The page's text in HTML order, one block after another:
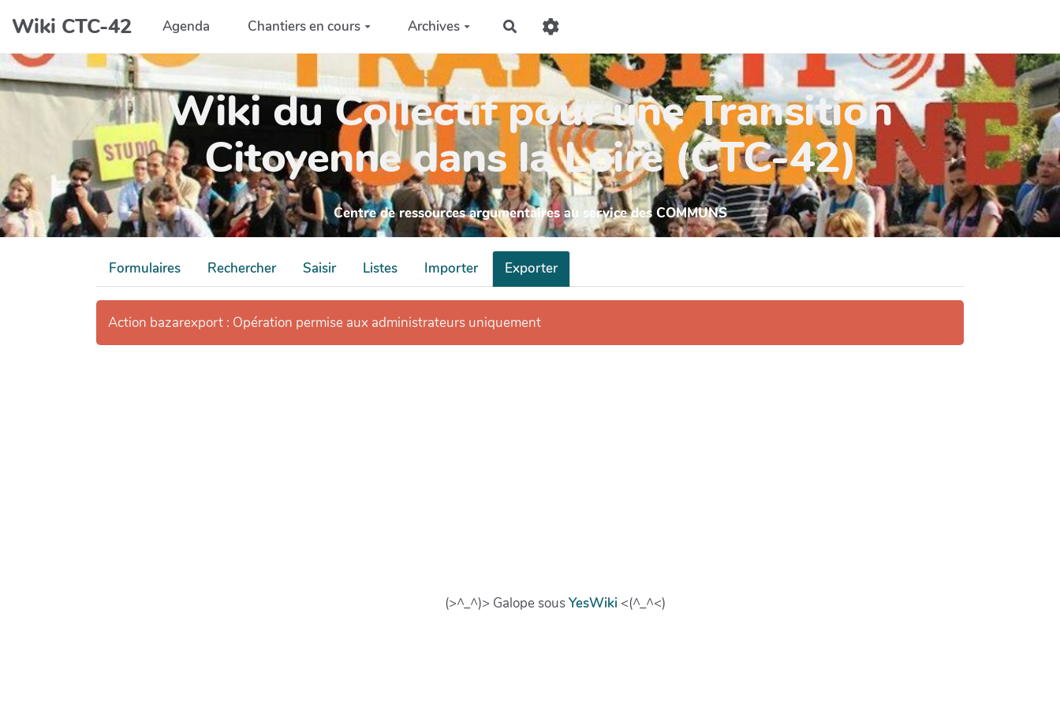
Aller au contenu principal
Wiki CTC-42 Agenda Chantiers en cours Archives Rechercher
Wiki du Collectif pour une Transition
Citoyenne dans la Loire (CTC-42)
Centre de ressources argumentaires au service des COMMUNS
Formulaires Rechercher Saisir Listes Importer Exporter
Action bazarexport : Opération permise aux administrateurs uniquement
(>^_^)> Galope sousYesWiki <(^_^<)